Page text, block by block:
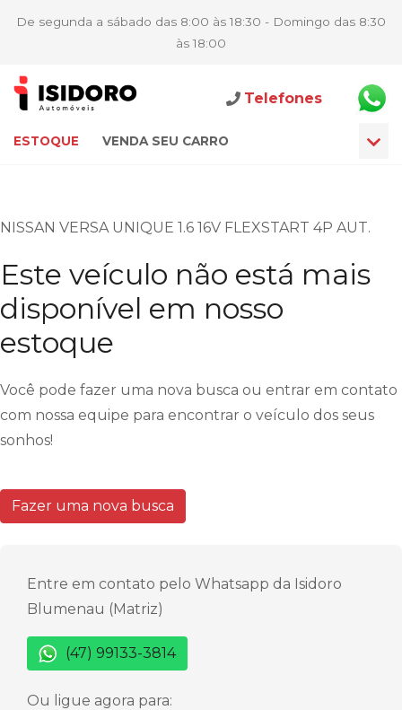
De segunda a sábado das 8:00 às 18:30 - Domingo das 8:30
às 18:00
ESTOQUE VENDA SEU CARRO
Telefones
NISSAN VERSA UNIQUE 1.6 16V FLEXSTART 4P AUT.
Este veículo não está mais
disponível em nosso
estoque
Você pode fazer uma nova busca ou entrar em contato
com nossa equipe para encontrar o veículo dos seus
sonhos!
Fazer uma nova busca
Entre em contato pelo Whatsapp da Isidoro
Blumenau (Matriz)
(47) 99133-3814
Ou ligue agora para: